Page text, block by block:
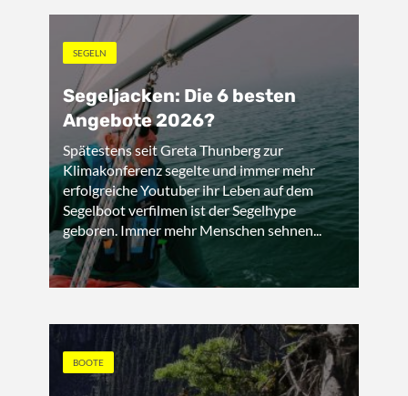
SEGELN
Segeljacken: Die 6 besten
Angebote 2026?
Spätestens seit Greta Thunberg zur
Klimakonferenz segelte und immer mehr
erfolgreiche Youtuber ihr Leben auf dem
Segelboot verfilmen ist der Segelhype
geboren. Immer mehr Menschen sehnen...
BOOTE